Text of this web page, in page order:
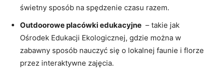
świetny sposób na spędzenie czasu razem.
Outdoorowe placówki ⁢edukacyjne ⁣ – takie jak
Ośrodek‍ Edukacji Ekologicznej, gdzie⁢ można w
zabawny sposób nauczyć się o lokalnej ​faunie i florze
przez interaktywne zajęcia.